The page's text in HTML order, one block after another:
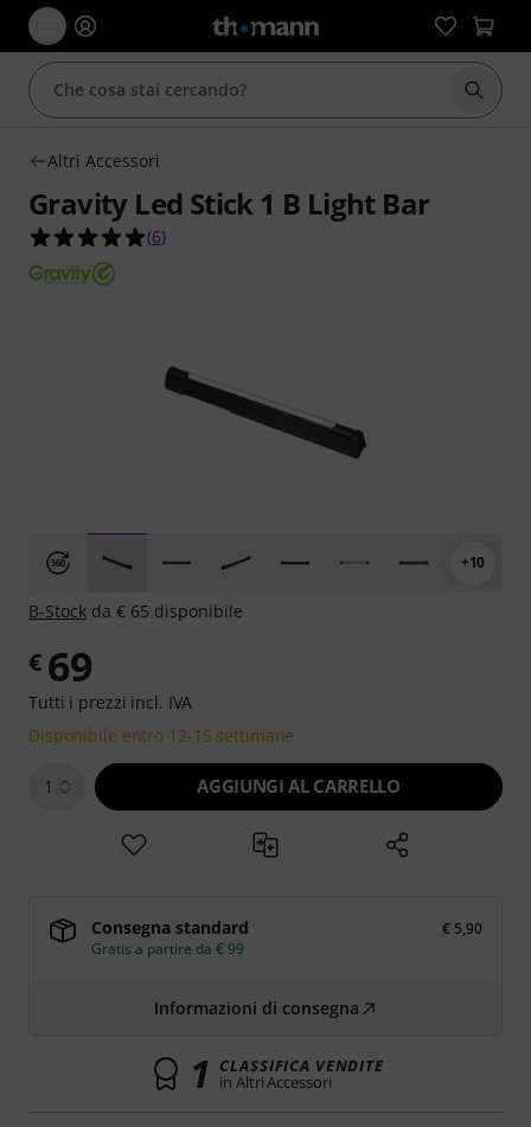
Altri Accessori
Gravity Led Stick 1 B Light Bar
5.0 su 5 stelle su 6 valutazioni dei clienti
(6)
+10
B-Stock da € 65 disponibile
€ 69
Tutti i prezzi incl. IVA
Disponibile entro 12-15 settimane
1 AGGIUNGI AL CARRELLO
Consegna standard
€ 5,90
Gratis a partire da € 99
Informazioni di consegna
1 CLASSIFICA VENDITE
in Altri Accessori